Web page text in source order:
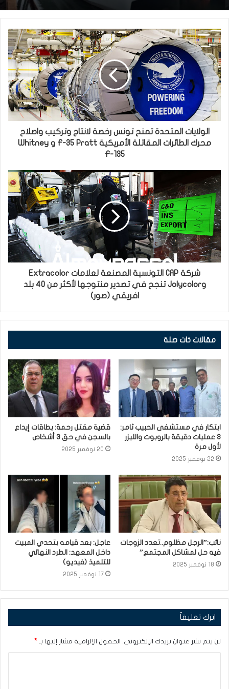
الولايات المتحدة تمنح تونس رخصة لانتاج وتركيب واصلاح
محرك الطائرات المقاتلة الأمريكية F-35 Pratt و Whitney
F-135
شركة CAP التونسية المصنعة لعلامات Extracolor
وJolycolor تنجح في تصدير منتوجها لأكثر من 40 بلد
افريقي (صور)
مقالات ذات صلة
ابتكار في مستشفى الحبيب ثامر:
3 عمليات دقيقة بالروبوت والليزر
لأول مرة
22 نوفمبر 2025
قضية مقتل رحمة: بطاقات إيداع
بالسجن في حق 3 أشخاص
20 نوفمبر 2025
نائب:”الرجل مظلوم..تعدد الزوجات
فيه حل لمشاكل المجتمع”
18 نوفمبر 2025
عاجل: بعد قيامه بتحدي المبيت
داخل المعهد: الطرد النهائي
للتلميذ (فيديو)
17 نوفمبر 2025
اترك تعليقاً
لن يتم نشر عنوان بريدك الإلكتروني. الحقول الإلزامية مشار إليها بـ *